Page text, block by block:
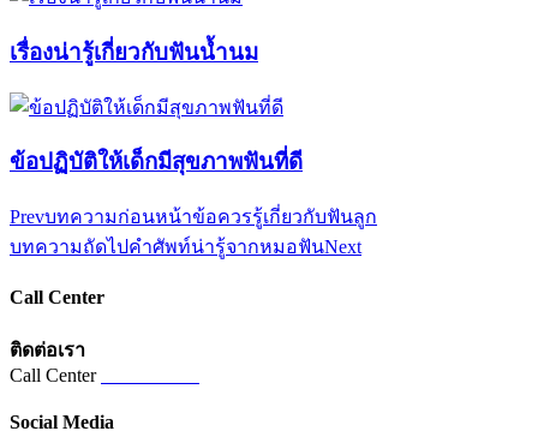
เรื่องน่ารู้เกี่ยวกับฟันน้ำนม
ข้อปฏิบัติให้เด็กมีสุขภาพฟันที่ดี
Prevบทความก่อนหน้าข้อควรรู้เกี่ยวกับฟันลูก
บทความถัดไปคำศัพท์น่ารู้จากหมอฟันNext
Call Center
ติดต่อเรา
Call Center
Social Media